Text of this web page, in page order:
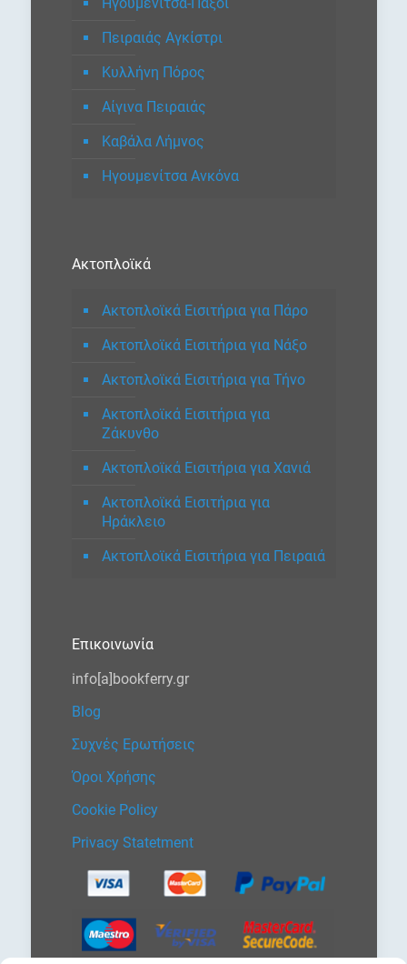
Πειραιάς Αγκίστρι
Κυλλήνη Πόρος
Αίγινα Πειραιάς
Καβάλα Λήμνος
Ηγουμενίτσα Ανκόνα
Ακτοπλοϊκά
Ακτοπλοϊκά Εισιτήρια για Πάρο
Ακτοπλοϊκά Εισιτήρια για Νάξο
Ακτοπλοϊκά Εισιτήρια για Τήνο
Ακτοπλοϊκά Εισιτήρια για
Ζάκυνθο
Ακτοπλοϊκά Εισιτήρια για Χανιά
Ακτοπλοϊκά Εισιτήρια για
Ηράκλειο
Ακτοπλοϊκά Εισιτήρια για Πειραιά
Επικοινωνία
info[a]bookferry.gr
Blog
Συχνές Ερωτήσεις
Όροι Χρήσης
Cookie Policy
Privacy Statetment